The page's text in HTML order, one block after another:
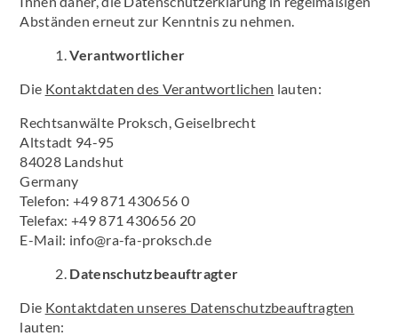
Abständen erneut zur Kenntnis zu nehmen.
1.Verantwortlicher
Die Kontaktdaten des Verantwortlichen lauten:
Rechtsanwälte Proksch, Geiselbrecht
Altstadt 94-95
84028 Landshut
Germany
Telefon: +49 871 430656 0
Telefax: +49 871 430656 20
E-Mail: info@ra-fa-proksch.de
2. Datenschutzbeauftragter
Die Kontaktdaten unseres Datenschutzbeauftragten
lauten: